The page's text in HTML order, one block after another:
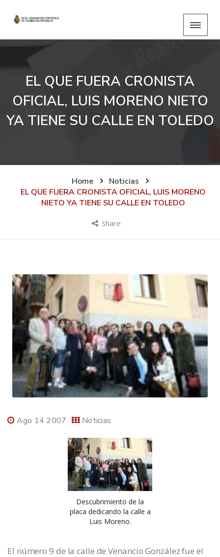
EL QUE FUERA CRONISTA
OFICIAL, LUIS MORENO NIETO
YA TIENE SU CALLE EN TOLEDO
Home
Noticias
EL QUE FUERA CRONISTA OFICIAL, LUIS MORENO
NIETO YA TIENE SU CALLE EN TOLEDO
Share
Ago 14 2007 Noticias
Descubrimiento de la
placa dedicando la calle a
Luis Moreno.
El número 9 de la calle de Venancio González fue el